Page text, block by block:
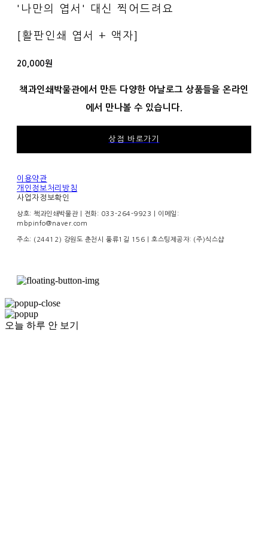
'나만의 엽서' 대신 찍어드려요
[활판인쇄 엽서 + 액자]
20,000원
책과인쇄박물관에서 만든 다양한 아날로그 상품들을 온라인
에서 만나볼 수 있습니다.
상점 바로가기
이용약관
개인정보처리방침
사업자정보확인
상호: 책과인쇄박물관 | 전화: 033-264-9923 | 이메일:
mbpinfo@naver.com
주소: (24412) 강원도 춘천시 풍류1길 156 | 호스팅제공자: (주)식스샵
오늘 하루 안 보기